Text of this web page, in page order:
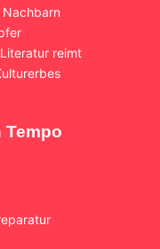
reimt
Tempo